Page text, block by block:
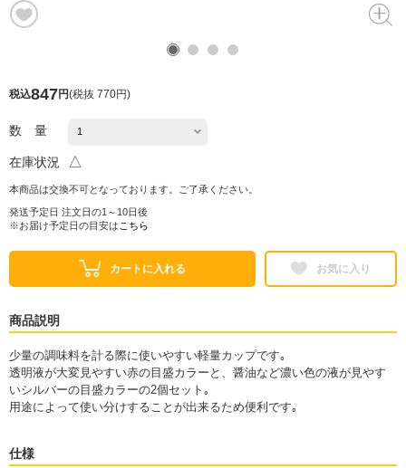
税込847円(税抜 770円)
数 量
在庫状況 △
本商品は交換不可となっております。ご了承ください。
発送予定日 注文日の1～10日後
※お届け予定日の目安は こちら
カートに入れる お気に入り
商品説明
少量の調味料を計る際に使いやすい軽量カップです｡
透明液が大変見やすい赤の目盛カラーと、醤油など濃い色の液が見やす
いシルバーの目盛カラーの2個セット｡
用途によって使い分けすることが出来るため便利です｡
仕様